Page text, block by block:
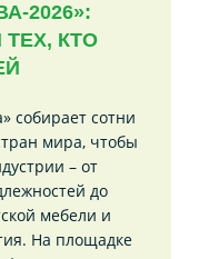
2026»:
КТО
собирает сотни
мира, чтобы
– от
до
мебели и
На площадке